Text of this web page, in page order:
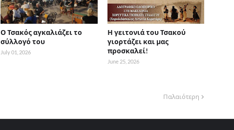
Ο Τσακός αγκαλιάζει το
σύλλογό του
July 01, 2026
Η γειτονιά του Τσακού
γιορτάζει και μας
προσκαλεί!
June 25, 2026
Παλαιότερη